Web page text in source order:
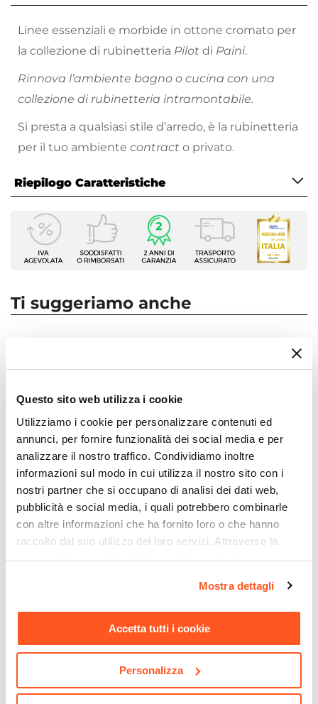
Questo sito web utilizza i cookie
Utilizziamo i cookie per personalizzare contenuti ed
annunci, per fornire funzionalità dei social media e per
analizzare il nostro traffico. Condividiamo inoltre
informazioni sul modo in cui utilizza il nostro sito con i
nostri partner che si occupano di analisi dei dati web,
pubblicità e social media, i quali potrebbero combinarle
con altre informazioni che ha fornito loro o che hanno
raccolto dal suo utilizzo dei loro servizi. Attraverso la
sezione "Mostra dettagli" è possibile gestire le proprie
momento. Per maggiori informazioni si invita a leggere la
nostraCookie Policy.
Mostra dettagli
Accetta tutti i cookie
Personalizza
Linee essenziali e morbide in ottone cromato per
la collezione di rubinetteria Pilot di Paini.
Rinnova l’ambiente bagno o cucina con una
collezione di rubinetteria intramontabile.
Si presta a qualsiasi stile d’arredo, è la rubinetteria
per il tuo ambiente contract o privato.
Riepilogo Caratteristiche
Caratteristiche Generali
Tipologia Set
Lavabo - Bidet - Doccia
Marca
Pilot
Finitura
Cromata
Materiale
Ottone
Installazione
Bidet |Doccia| Lavabo
Caratteristiche Miscelatore Lavabo
Tipologia
Leva monocomando
12,8 cm
Ti suggeriamo anche
CODICE:53CC956G40AP
Cartuccia di ricambio per
miscelatore lavabo e bidet -
Paini Pilot
CODICE:P691
Miscelatore incasso doccia
con deviatore in ottone
cromato - Paini Pilot